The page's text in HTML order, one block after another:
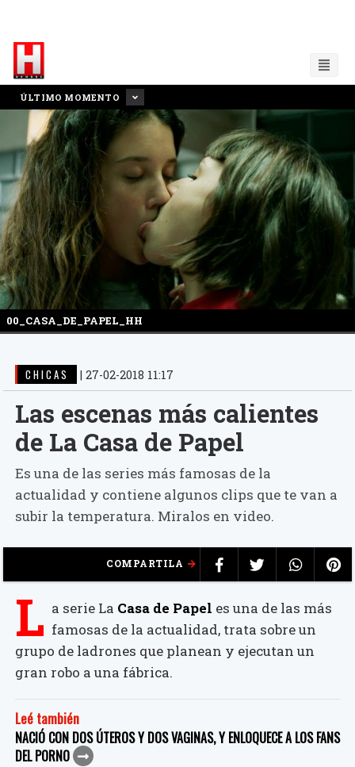
ÚLTIMO MOMENTO
00_CASA_DE_PAPEL_HH
CHICAS | 27-02-2018 11:17
Las escenas más calientes
de La Casa de Papel
Es una de las series más famosas de la
actualidad y contiene algunos clips que te van a
subir la temperatura. Miralos en video.
COMPARTILA
L a serie La Casa de Papel es una de las más
famosas de la actualidad, trata sobre un
grupo de ladrones que planean y ejecutan un
gran robo a una fábrica.
Leé también
NACIÓ CON DOS ÚTEROS Y DOS VAGINAS, Y ENLOQUECE A LOS FANS
DEL PORNO